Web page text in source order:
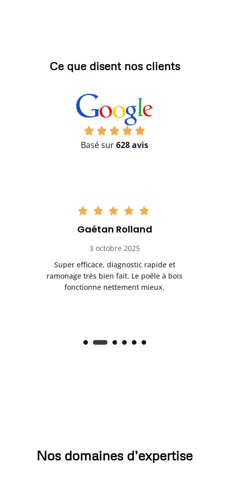
Ce que disent nos clients
Basé sur628 avis
Gaétan Rolland
3 octobre 2025
Super efficace, diagnostic rapide et
ramonage très bien fait. Le poêle à bois
fonctionne nettement mieux.
Nos domaines d’expertise